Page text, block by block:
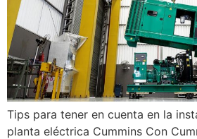
Tips para tener en cuenta en la
planta eléctrica Cummins Con